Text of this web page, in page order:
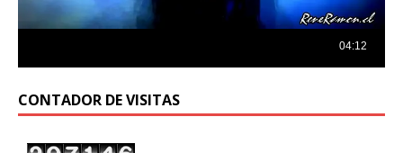
CONTADOR DE VISITAS